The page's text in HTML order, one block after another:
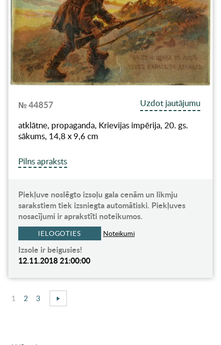
№ 44857
Uzdot jautājumu
atklātne, propaganda, Krievijas impērija, 20. gs.
sākums, 14,8 x 9,6 cm
Pilns apraksts
Piekļuve noslēgto izsoļu gala cenām un likmju
sarakstiem tiek izsniegta automātiski. Piekļuves
nosacījumi ir aprakstīti noteikumos.
IELOGOTIES Noteikumi
Izsole ir beigusies!
12.11.2018 21:00:00
1 2 3